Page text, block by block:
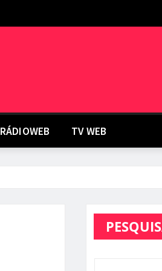
RÁDIOWEB TV WEB